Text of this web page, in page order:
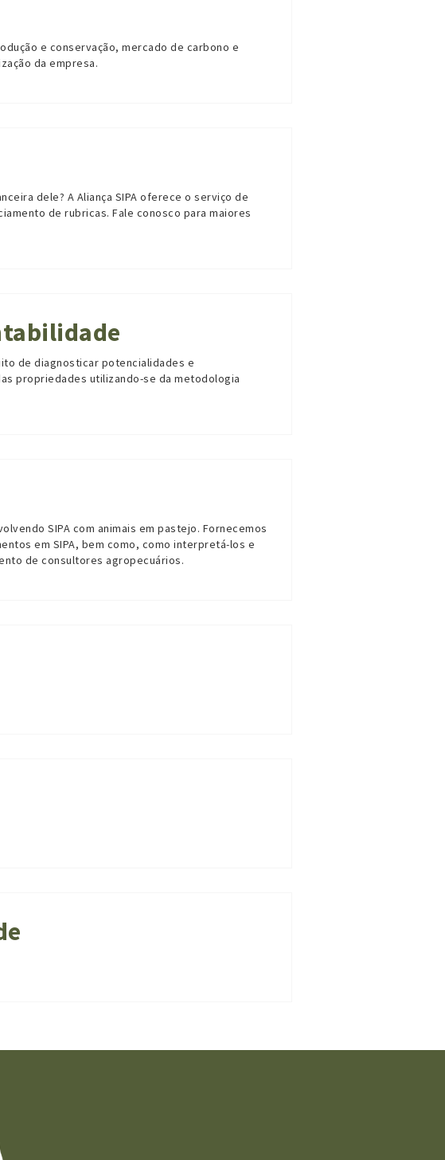
e conservação, mercado de carbono e
da empresa.
dele? A Aliança SIPA oferece o serviço de
de rubricas. Fale conosco para maiores
de diagnosticar potencialidades e
propriedades utilizando-se da metodologia
SIPA com animais em pastejo. Fornecemos
em SIPA, bem como, como interpretá-los e
de consultores agropecuários.